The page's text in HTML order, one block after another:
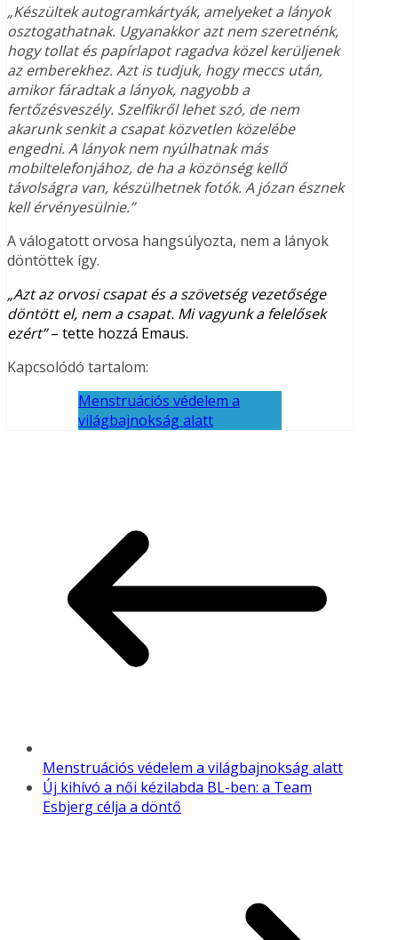
„Készültek autogramkártyák, amelyeket a lányok
osztogathatnak. Ugyanakkor azt nem szeretnénk,
hogy tollat és papírlapot ragadva közel kerüljenek
az emberekhez. Azt is tudjuk, hogy meccs után,
amikor fáradtak a lányok, nagyobb a
fertőzésveszély. Szelfikről lehet szó, de nem
akarunk senkit a csapat közvetlen közelébe
engedni. A lányok nem nyúlhatnak más
mobiltelefonjához, de ha a közönség kellő
távolságra van, készülhetnek fotók. A józan észnek
kell érvényesülnie.”
A válogatott orvosa hangsúlyozta, nem a lányok
döntöttek így.
„Azt az orvosi csapat és a szövetség vezetősége
döntött el, nem a csapat. Mi vagyunk a felelősek
ezért”– tette hozzá Emaus.
Kapcsolódó tartalom:
Menstruációs védelem a
világbajnokság alatt
Menstruációs védelem a világbajnokság alatt
Új kihívó a női kézilabda BL-ben: a Team
Esbjerg célja a döntő